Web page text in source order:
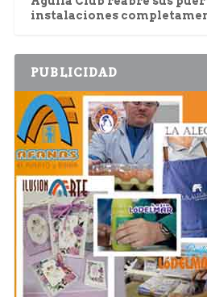
instalaciones
PUBLICIDAD